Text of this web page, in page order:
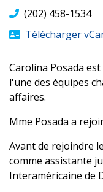
Carolina Posada
l'une des équipes
affaires.
Mme Posada a
Avant de rejoindre
comme assistante
Interaméricaine de
(202) 458-1534
Télécharger